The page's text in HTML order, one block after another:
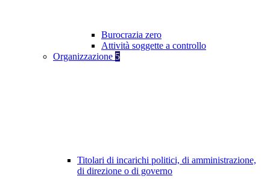
Burocrazia zero
Attività soggette a controllo
Organizzazione 5
Titolari di incarichi politici, di amministrazione,
di direzione o di governo